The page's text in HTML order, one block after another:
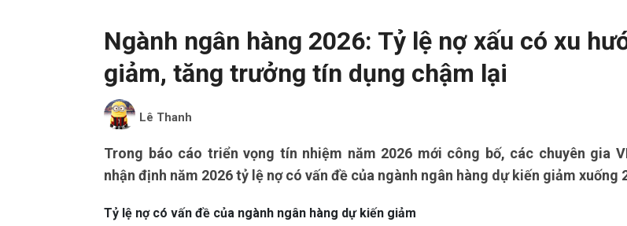
Ngành ngân hàng 2026: Tỷ lệ nợ xấu có xu
giảm, tăng trưởng tín dụng chậm lại
Lê Thanh
Trong báo cáo triển vọng tín nhiệm năm 2026 mới công bố, các chuyên gia
nhận định năm 2026 tỷ lệ nợ có vấn đề của ngành ngân hàng dự kiến giảm xuống
Tỷ lệ nợ có vấn đề của ngành ngân hàng dự kiến giảm